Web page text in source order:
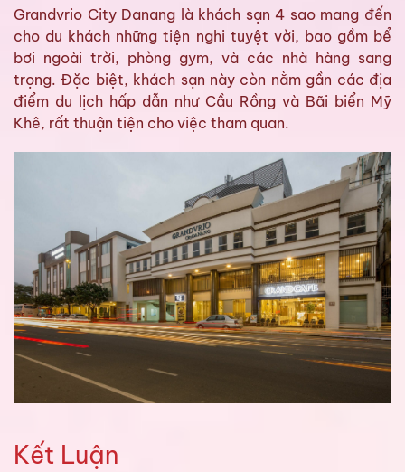
Grandvrio City Danang là khách sạn 4 sao mang đến
cho du khách những tiện nghi tuyệt vời, bao gồm bể
bơi ngoài trời, phòng gym, và các nhà hàng sang
trọng. Đặc biệt, khách sạn này còn nằm gần các địa
điểm du lịch hấp dẫn như Cầu Rồng và Bãi biển Mỹ
Khê, rất thuận tiện cho việc tham quan.
Kết Luận